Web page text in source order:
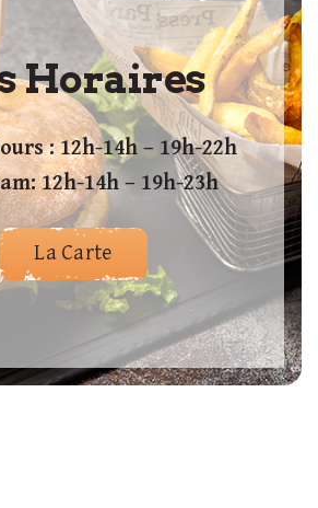
Horaires
: 12h-14h – 19h-22h
12h-14h – 19h-23h
La Carte